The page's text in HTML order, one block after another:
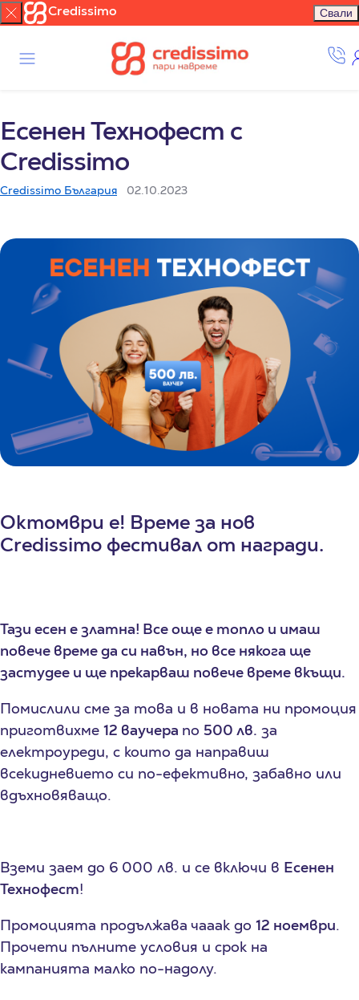
Credissimo Свали
Есенен Технофест с
Credissimo
Credissimo България 02.10.2023
Октомври е! Време за нов
Credissimo фестивал от награди.
Тази есен е златна! Все още е топло и имаш
повече време да си навън, но все някога ще
застудее и ще прекарваш повече време вкъщи.
Помислили сме за това и в новата ни промоция
приготвихме 12 ваучера по 500 лв. за
електроуреди, с които да направиш
всекидневието си по-ефективно, забавно или
вдъхновяващо.
Вземи заем до 6 000 лв. и се включи в Есенен
Технофест!
Промоцията продължава чааак до 12 ноември.
Прочети пълните условия и срок на
кампанията малко по-надолу.